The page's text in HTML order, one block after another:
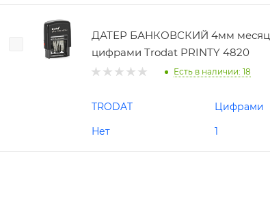
ДАТЕР БАНКОВСКИЙ 4мм месяц
цифрами Trodat PRINTY 4820
Есть в наличии: 18
TRODAT Цифрами
Нет
1